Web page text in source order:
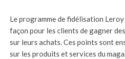
Le programme de fidélisation
façon pour les clients de gagner
sur leurs achats. Ces points sont
sur les produits et services du